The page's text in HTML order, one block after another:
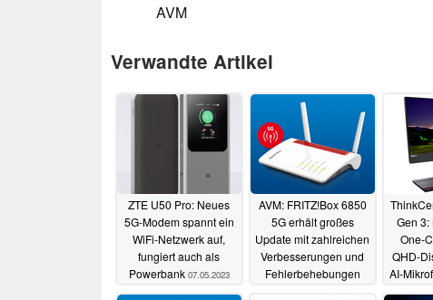
AVM
Verwandte Artikel
ZTE U50 Pro: Neues
5G-Modem spannt ein
WiFi-Netzwerk auf,
fungiert auch als
Powerbank 07.05.2023
AVM: FRITZ!Box 6850
5G erhält großes
Update mit zahlreichen
Verbesserungen und
Fehlerbehebungen
Gen
One-
QHD-
AI-